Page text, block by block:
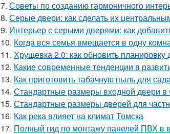
7. Советы по созданию гармоничного
8. Серые двери: как сделать их
9. Интерьер с серыми дверями: как
10. Когда вся семья вмещается в одну
11. Хрущевка 2.0: как обновить планировку
12. Какие современные тенденции в
13. Как приготовить табачную пыль для
14. Стандартные размеры входной двери в
15. Стандартные размеры дверей для
16. Как река влияет на климат Томска
17. Полный гид по монтажу панелей ПВХ в